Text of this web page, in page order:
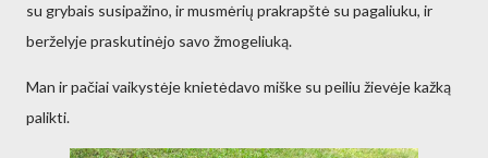
su grybais susipažino, ir musmėrių prakrapštė su pagaliuku, ir
berželyje praskutinėjo savo žmogeliuką.
Man ir pačiai vaikystėje knietėdavo miške su peiliu žievėje kažką
palikti.